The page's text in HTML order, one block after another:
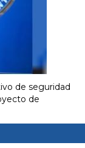
de seguridad
de